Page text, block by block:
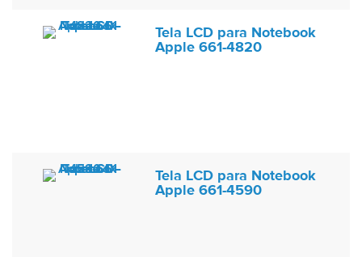
Tela LCD para Notebook
Apple 661-4820
Tela LCD para Notebook
Apple 661-4590